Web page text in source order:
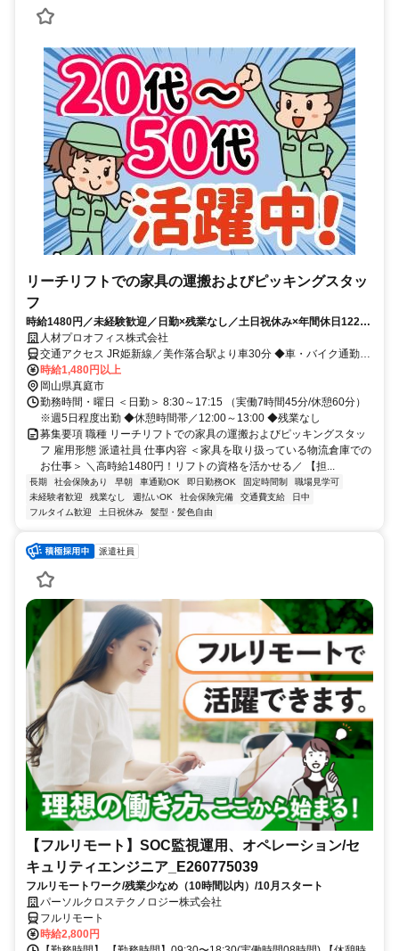
リーチリフトでの家具の運搬およびピッキングスタッ
フ
時給1480円／未経験歓迎／日勤×残業なし／土日祝休み×年間休日122日
／髪色自由／週払いOK
人材プロオフィス株式会社
交通アクセス JR姫新線／美作落合駅より車30分 ◆車・バイク通勤
OK
時給1,480円以上
岡山県真庭市
勤務時間・曜日 ＜日勤＞ 8:30～17:15 （実働7時間45分/休憩60分）
※週5日程度出勤 ◆休憩時間帯／12:00～13:00 ◆残業なし
募集要項 職種 リーチリフトでの家具の運搬およびピッキングスタッ
フ 雇用形態 派遣社員 仕事内容 ＜家具を取り扱っている物流倉庫での
お仕事＞ ＼高時給1480円！リフトの資格を活かせる／ 【担...
長期 社会保険あり 早朝 車通勤OK 即日勤務OK 固定時間制
職場見学可
未経験者歓迎
残業なし 週払いOK 社会保険完備 交通費支給
日中
フルタイム歓迎
土日祝休み 髪型・髪色自由
派遣社員
【フルリモート】SOC監視運用、オペレーション/セ
キュリティエンジニア_E260775039
フルリモートワーク/残業少なめ（10時間以内）/10月スタート
パーソルクロステクノロジー株式会社
フルリモート
時給2,800円